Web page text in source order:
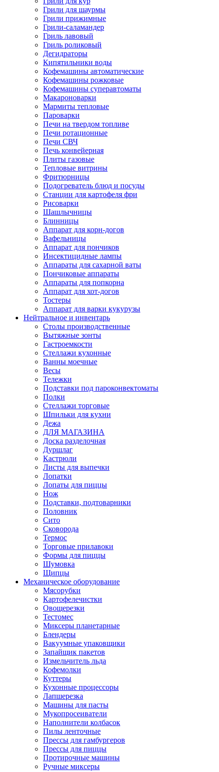
Грили для шаурмы
Грили прижимные
Грили-саламандер
Гриль лавовый
Гриль роликовый
Дегидраторы
Кипятильники воды
Кофемашины автоматические
Кофемашины рожковые
Кофемашины суперавтоматы
Макароноварки
Мармиты тепловые
Пароварки
Печи на твердом топливе
Печи ротационные
Печи СВЧ
Печь конвейерная
Плиты газовые
Тепловые витрины
Фритюрницы
Подогреватель блюд и посуды
Станции для картофеля фри
Рисоварки
Шашлычницы
Блинницы
Аппарат для корн-догов
Вафельницы
Аппарат для пончиков
Инсектицидные лампы
Аппараты для сахарной ваты
Пончиковые аппараты
Аппараты для попкорна
Аппарат для хот-догов
Тостеры
Аппарат для варки кукурузы
Нейтральное и инвентарь
Столы производственные
Вытяжные зонты
Гастроемкости
Стеллажи кухонные
Ванны моечные
Весы
Тележки
Подставки под пароконвектоматы
Полки
Стеллажи торговые
Шпильки для кухни
Дежа
ДЛЯ МАГАЗИНА
Доска разделочная
Дуршлаг
Кастрюли
Листы для выпечки
Лопатки
Лопаты для пиццы
Нож
Подставки, подтоварники
Половник
Сито
Сковорода
Термос
Торговые прилавоки
Формы для пиццы
Шумовка
Щипцы
Механическое оборудование
Мясорубки
Картофелечистки
Овощерезки
Тестомес
Миксеры планетарные
Блендеры
Вакуумные упаковщики
Запайщик пакетов
Измельчитель льда
Кофемолки
Куттеры
Кухонные процессоры
Лапшерезка
Машины для пасты
Мукопросеиватели
Наполнители колбасок
Пилы ленточные
Прессы для гамбургеров
Прессы для пиццы
Протирочные машины
Ручные миксеры